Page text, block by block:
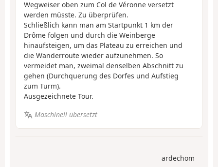
Wegweiser oben zum Col de Véronne versetzt
werden müsste. Zu überprüfen.
Schließlich kann man am Startpunkt 1 km der
Drôme folgen und durch die Weinberge
hinaufsteigen, um das Plateau zu erreichen und
die Wanderroute wieder aufzunehmen. So
vermeidet man, zweimal denselben Abschnitt zu
gehen (Durchquerung des Dorfes und Aufstieg
zum Turm).
Ausgezeichnete Tour.
Maschinell übersetzt
ardechom